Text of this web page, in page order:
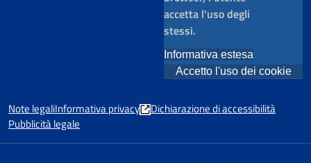
accetta l'uso degli
stessi.
Informativa estesa
Accetto l'uso dei cookie
Note legaliInformativa privacy
Dichiarazione di accessibilità
Pubblicità legale